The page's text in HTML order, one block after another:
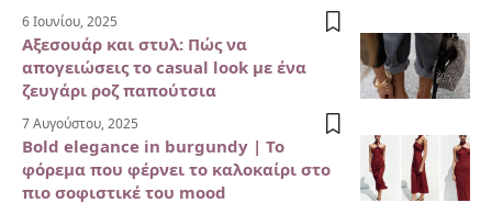
6 Ιουνίου, 2025
Αξεσουάρ και στυλ: Πώς να
απογειώσεις το casual look με ένα
ζευγάρι ροζ παπούτσια
7 Αυγούστου, 2025
Bold elegance in burgundy | Το
φόρεμα που φέρνει το καλοκαίρι στο
πιο σοφιστικέ του mood